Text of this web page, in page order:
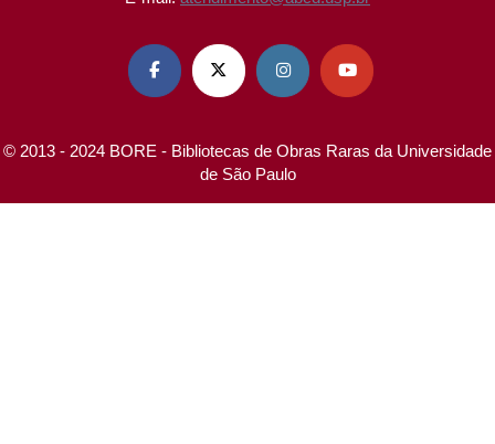
   
© 2013 - 2024 BORE - Bibliotecas de Obras Raras da Universidade
de São Paulo